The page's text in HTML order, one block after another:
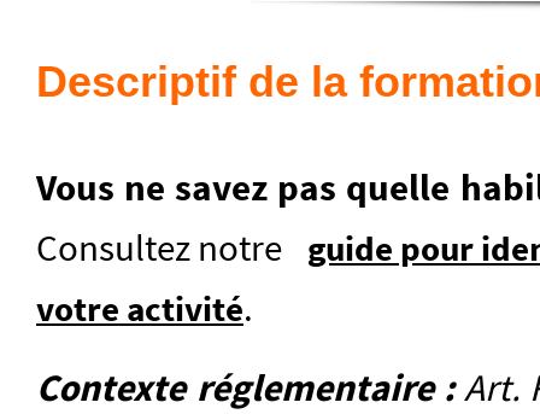
Descriptif de la
Vous ne savez pas quelle
Consultez notre guide pour
votre activité.
Contexte réglementaire :Art.